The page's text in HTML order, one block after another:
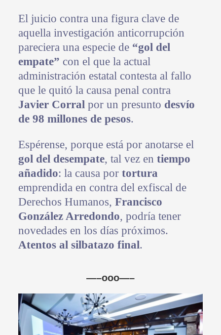
El juicio contra una figura clave de
aquella investigación anticorrupción
pareciera una especie de “gol del
empate” con el que la actual
administración estatal contesta al fallo
que le quitó la causa penal contra
Javier Corralpor un presunto desvío
de 98 millones de pesos.
Espérense, porque está por anotarse el
gol del desempate, tal vez en tiempo
añadido: la causa por tortura
emprendida en contra del exfiscal de
Derechos Humanos, Francisco
González Arredondo, podría tener
novedades en los días próximos.
Atentos al silbatazo final.
—–ooo—–